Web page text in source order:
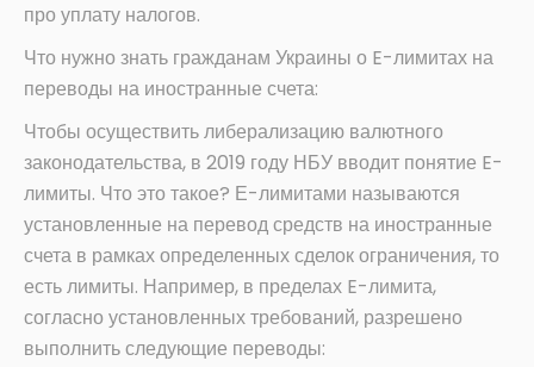
про уплату налогов.
Что нужно знать гражданам Украины о E-лимитах на
переводы на иностранные счета:
Чтобы осуществить либерализацию валютного
законодательства, в 2019 году НБУ вводит понятие E-
лимиты. Что это такое? Е-лимитами называются
установленные на перевод средств на иностранные
счета в рамках определенных сделок ограничения, то
есть лимиты. Например, в пределах E-лимита,
согласно установленных требований, разрешено
выполнить следующие переводы: